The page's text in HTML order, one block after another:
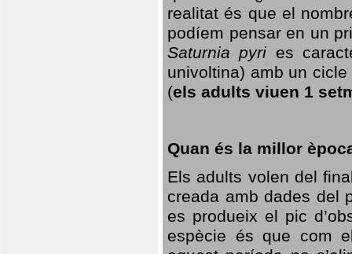
realitat és que el
podíem pensar en un
Saturnia pyri es
univoltina) amb un
(els adults viuen 1
Quan és la millor
Els adults volen del
creada amb dades del
es produeix el pic
espècie és que com